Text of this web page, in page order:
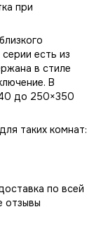
при
есть из
в стиле
В
до 250×350
таких комнат:
по всей
отзывы